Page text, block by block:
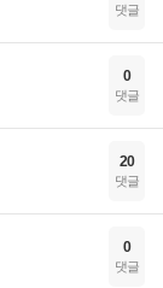
댓글
0
댓글
20
댓글
0
댓글